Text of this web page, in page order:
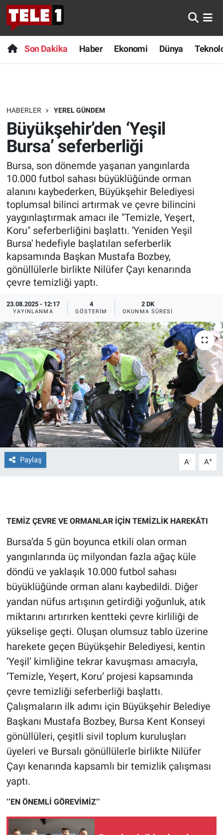
Son Dakika Haber Ekonomi Dünya
HABERLER YEREL GÜNDEM
Büyükşehir’den ‘Yeşil
Bursa’ seferberliği
Bursa, son dönemde yaşanan yangınlarda
10.000 futbol sahası büyüklüğünde orman
alanını kaybederken, Büyükşehir Belediyesi
toplumsal bilinci artırmak ve çevre bilincini
yaygınlaştırmak amacı ile "Temizle, Yeşert,
Koru" seferberliğini başlattı. 'Yeniden Yeşil
Bursa' hedefiyle başlatılan seferberlik
kapsamında Başkan Mustafa Bozbey,
gönüllülerle birlikte Nilüfer Çayı kenarında
çevre temizliği yaptı.
23.08.2025 - 12:17
YAYINLANMA
4
GÖSTERIM
2 DK
OKUNMA SÜRESI
Paylaş A- A+
TEMİZ ÇEVRE VE ORMANLAR İÇİN TEMİZLİK HAREKÂTI
Bursa’da 5 gün boyunca etkili olan orman
yangınlarında üç milyondan fazla ağaç küle
döndü ve yaklaşık 10.000 futbol sahası
büyüklüğünde orman alanı kaybedildi. Diğer
yandan nüfus artışının getirdiği yoğunluk, atık
miktarını artırırken kentteki çevre kirliliği de
yükselişe geçti. Oluşan olumsuz tablo üzerine
harekete geçen Büyükşehir Belediyesi, kentin
‘Yeşil’ kimliğine tekrar kavuşması amacıyla,
‘Temizle, Yeşert, Koru’ projesi kapsamında
çevre temizliği seferberliği başlattı.
Çalışmaların ilk adımı için Büyükşehir Belediye
Başkanı Mustafa Bozbey, Bursa Kent Konseyi
gönüllüleri, çeşitli sivil toplum kuruluşları
üyeleri ve Bursalı gönüllülerle birlikte Nilüfer
Çayı kenarında kapsamlı bir temizlik çalışması
yaptı.
‘’EN ÖNEMLİ GÖREVİMİZ’’
Anında Manşet
Başka Sohbetler
Bilim turu
Bilim ve Teknoloji Evreni
Doğa Konuşuyor
Dünya
Ege Saati
Ege'den Esintiler
Eğitim
Forum
Gerçeğin İzinde
Gün Başlıyor
Gün Bitiyor
Gün Ortası
Gündem Özel
Haber
İlan
Kimdir
Koronavirüs
Kültür Sanat
Ne demişti
Nedir
Programlar
Sağlık
Teknoloji
Türkiye'nin Geleceği
Son Dakika
Haber
Dünya
Teknoloji
Sağlık
Spor
Yayın Akışı
İletişim
Nöbetçi Eczaneler
Hava Durumu
Trafik Durumu
Süper Lig Puan Durumu ve Fikstür
Tüm Manşetler
Son Dakika Haberleri
Haber Arşivi